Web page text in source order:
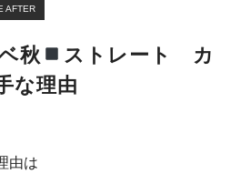
AFTER
秋
ストレート カ
な理由
由は